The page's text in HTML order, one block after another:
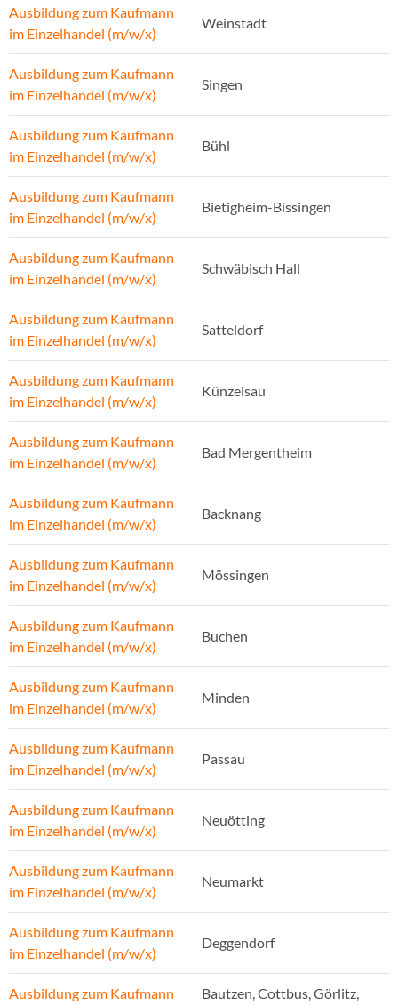
Ausbildung zum Kaufmann
im Einzelhandel (m/w/x)
Weinstadt
Ausbildung zum Kaufmann
im Einzelhandel (m/w/x)
Singen
Ausbildung zum Kaufmann
im Einzelhandel (m/w/x)
Bühl
Ausbildung zum Kaufmann
im Einzelhandel (m/w/x)
Bietigheim-Bissingen
Ausbildung zum Kaufmann
im Einzelhandel (m/w/x)
Schwäbisch Hall
Ausbildung zum Kaufmann
im Einzelhandel (m/w/x)
Satteldorf
Ausbildung zum Kaufmann
im Einzelhandel (m/w/x)
Künzelsau
Ausbildung zum Kaufmann
im Einzelhandel (m/w/x)
Bad Mergentheim
Ausbildung zum Kaufmann
im Einzelhandel (m/w/x)
Backnang
Ausbildung zum Kaufmann
im Einzelhandel (m/w/x)
Mössingen
Ausbildung zum Kaufmann
im Einzelhandel (m/w/x)
Buchen
Ausbildung zum Kaufmann
im Einzelhandel (m/w/x)
Minden
Ausbildung zum Kaufmann
im Einzelhandel (m/w/x)
Passau
Ausbildung zum Kaufmann
im Einzelhandel (m/w/x)
Neuötting
Ausbildung zum Kaufmann
im Einzelhandel (m/w/x)
Neumarkt
Ausbildung zum Kaufmann
im Einzelhandel (m/w/x)
Deggendorf
Ausbildung zum Kaufmann
Bautzen, Cottbus, Görlitz,